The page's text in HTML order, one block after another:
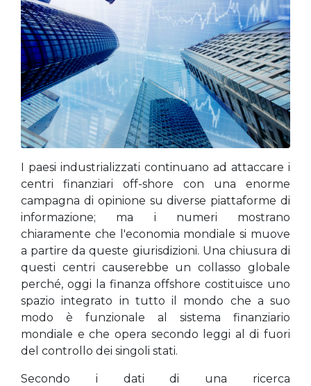
I paesi industrializzati continuano ad attaccare i
centri finanziari off-shore con una enorme
campagna di opinione su diverse piattaforme di
informazione; ma i numeri mostrano
chiaramente che l'economia mondiale si muove
a partire da queste giurisdizioni. Una chiusura di
questi centri causerebbe un collasso globale
perché, oggi la finanza offshore costituisce uno
spazio integrato in tutto il mondo che a suo
modo è funzionale al sistema finanziario
mondiale e che opera secondo leggi al di fuori
del controllo dei singoli stati.
Secondo i dati di una ricerca